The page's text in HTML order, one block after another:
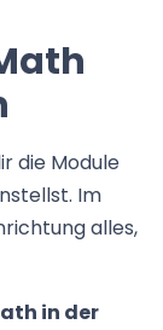
die Module
Im
alles,
in der